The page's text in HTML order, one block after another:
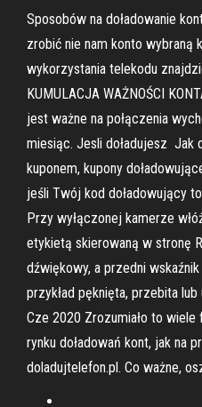
Sposobów na doładowanie
zrobić nie nam konto wybraną
wykorzystania telekodu
KUMULACJA WAŻNOŚCI
jest ważne na połączenia
miesiąc. Jesli doładujesz Jak
kuponem, kupony
jeśli Twój kod doładowujący
Przy wyłączonej kamerze
etykietą skierowaną w stronę
dźwiękowy, a przedni
przykład pęknięta, przebita
Cze 2020 Zrozumiało to wiele
rynku doładowań kont, jak na
doladujtelefon.pl. Co ważne,